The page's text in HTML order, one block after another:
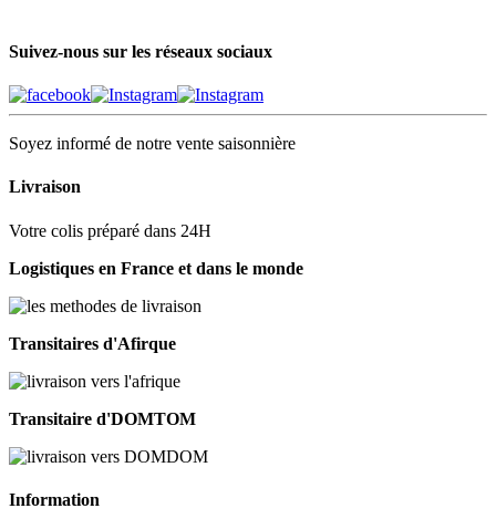
Suivez-nous sur les réseaux sociaux
Soyez informé de notre vente saisonnière
Livraison
Votre colis préparé dans 24H
Logistiques en France et dans le monde
Transitaires d'Afirque
Transitaire d'DOMTOM
Information